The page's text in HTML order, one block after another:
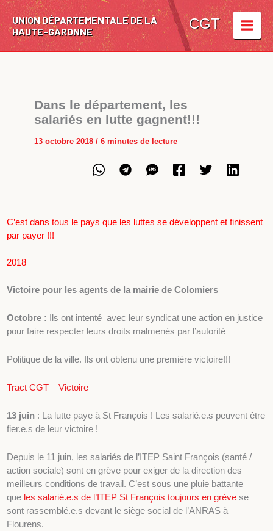
Aller
contenu
UNION DÉPARTEMENTALE DE LA
HAUTE-GARONNE
CGT
Dans le département, les
salariés en lutte gagnent!!!
13 octobre 2018/6 minutes de lecture
C’est dans tous le pays que les luttes se développent et finissent
par payer !!!
2018
Victoire pour les agents de la mairie de Colomiers
Octobre : Ils ont intenté avec leur syndicat une action en justice
pour faire respecter leurs droits malmenés par l’autorité
Politique de la ville. Ils ont obtenu une première victoire!!!
Tract CGT – Victoire
13 juin : La lutte paye à St François ! Les salarié.e.s peuvent être
fier.e.s de leur victoire !
Depuis le 11 juin, les salariés de l’ITEP Saint François (santé /
action sociale) sont en grève pour exiger de la direction des
meilleurs conditions de travail. C’est sous une pluie battante
que les salarié.e.s de l’ITEP St François toujours en grève se
sont rassemblé.e.s devant le siège social de l’ANRAS à
Flourens.